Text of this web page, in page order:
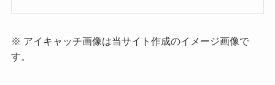
※ アイキャッチ画像は当サイト作成のイメージ画像で
す。